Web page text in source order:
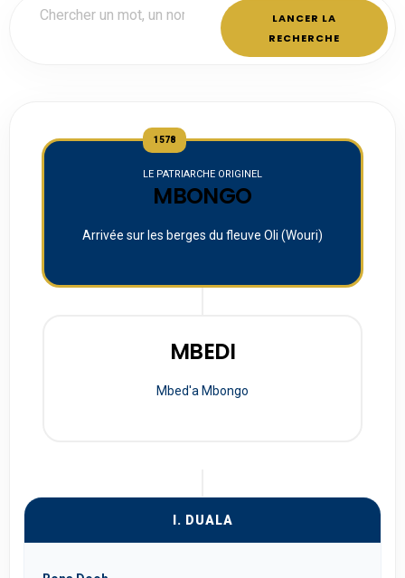
LANCER LA
RECHERCHE
1578
LE PATRIARCHE ORIGINEL
MBONGO
Arrivée sur les berges du fleuve Oli (Wouri)
MBEDI
Mbed'a Mbongo
I. DUALA